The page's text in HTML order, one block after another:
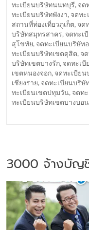
ทะเบียนบริษัทนนทบุรี, จด
ทะเบียนบริษัทพังงา, จดท
สถานที่ท่องเที่ยวภูเก็ต, จด
บริษัทสมุทรสาคร, จดทะเ
สุโขทัย, จดทะเบียนบริษัท
ทะเบียนบริษัทเขตดุสิต, จ
บริษัทเขตบางรัก, จดทะเ
เขตหนองจอก, จดทะเบียน
เชียงราย, จดทะเบียนบริษั
ทะเบียนเขตปทุมวัน, จดท
ทะเบียนบริษัทเขตบางบอน
3000 จ้างบัญ